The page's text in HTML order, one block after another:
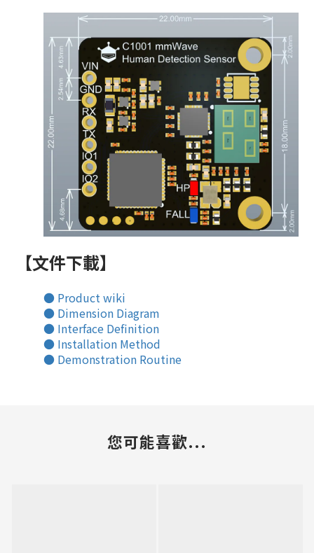
【文件下載】
● Product wiki
● Dimension Diagram
● Interface Definition
● Installation Method
● Demonstration Routine
您可能喜歡...